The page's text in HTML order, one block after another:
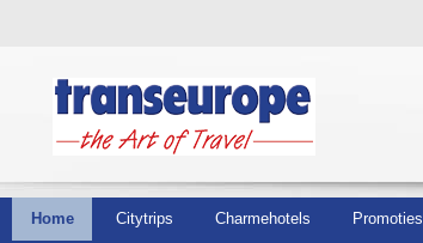
Home Citytrips Charmehotels Promoties